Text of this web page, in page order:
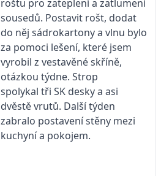
roštu pro zateplení a zatlumení
sousedů. Postavit rošt, dodat
do něj sádrokartony a vlnu bylo
za pomoci lešení, které jsem
vyrobil z vestavěné skříně,
otázkou týdne. Strop
spolykal tři SK desky a asi
dvěstě vrutů. Další týden
zabralo postavení stěny mezi
kuchyní a pokojem.